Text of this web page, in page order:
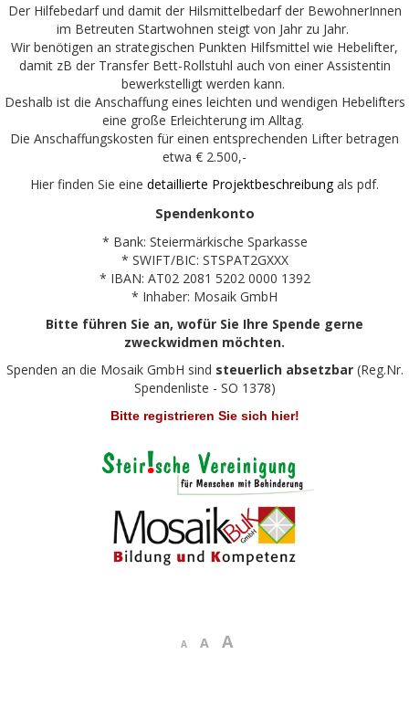
Der Hilfebedarf und damit der Hilsmittelbedarf der BewohnerInnen
im Betreuten Startwohnen steigt von Jahr zu Jahr.
Wir benötigen an strategischen Punkten Hilfsmittel wie Hebelifter,
damit zB der Transfer Bett-Rollstuhl auch von einer Assistentin
bewerkstelligt werden kann.
Deshalb ist die Anschaffung eines leichten und wendigen Hebelifters
eine große Erleichterung im Alltag.
Die Anschaffungskosten für einen entsprechenden Lifter betragen
etwa € 2.500,-
Hier finden Sie eine detaillierte Projektbeschreibungals pdf.
Spendenkonto
* Bank: Steiermärkische Sparkasse
* SWIFT/BIC: STSPAT2GXXX
* IBAN: AT02 2081 5202 0000 1392
* Inhaber: Mosaik GmbH
Bitte führen Sie an, wofür Sie Ihre Spende gerne
zweckwidmen möchten.
Spenden an die Mosaik GmbH sind steuerlich absetzbar(Reg.Nr.
Spendenliste - SO 1378)
Bitte registrieren Sie sich hier!
A A A